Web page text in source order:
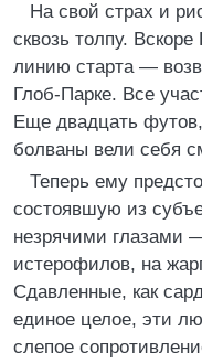
На свой страх и
сквозь толпу.
линию старта —
Глоб-Парке. Все
Еще двадцать
болваны вели себя
Теперь ему
состоявшую из
незрячими глазами
истерофилов, на
Сдавленные, как
единое целое, эти
слепое